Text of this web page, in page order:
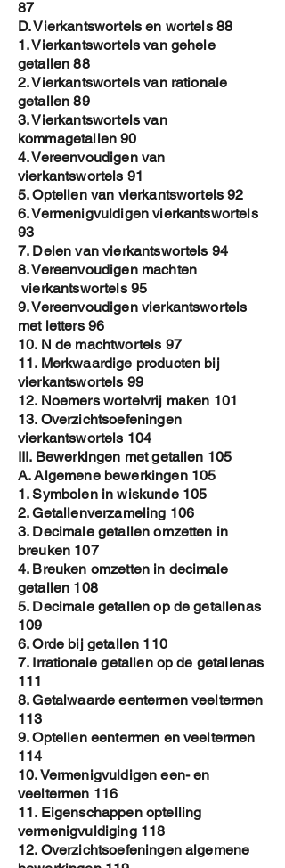
87
D. Vierkantswortels en wortels 88
1. Vierkantswortels van gehele
getallen 88
2. Vierkantswortels van rationale
getallen 89
3. Vierkantswortels van
kommagetallen 90
4. Vereenvoudigen van
vierkantswortels 91
5. Optellen van vierkantswortels 92
6. Vermenigvuldigen vierkantswortels
93
7. Delen van vierkantswortels 94
8. Vereenvoudigen machten
vierkantswortels 95
9. Vereenvoudigen vierkantswortels
met letters 96
10. N de machtwortels 97
11. Merkwaardige producten bij
vierkantswortels 99
12. Noemers wortelvrij maken 101
13. Overzichtsoefeningen
vierkantswortels 104
III. Bewerkingen met getallen 105
A. Algemene bewerkingen 105
1. Symbolen in wiskunde 105
2. Getallenverzameling 106
3. Decimale getallen omzetten in
breuken 107
4. Breuken omzetten in decimale
getallen 108
5. Decimale getallen op de getallenas
109
6. Orde bij getallen 110
7. Irrationale getallen op de getallenas
111
8. Getalwaarde eentermen veeltermen
113
9. Optellen eentermen en veeltermen
114
10. Vermenigvuldigen een- en
veeltermen 116
11. Eigenschappen optelling
vermenigvuldiging 118
12. Overzichtsoefeningen algemene